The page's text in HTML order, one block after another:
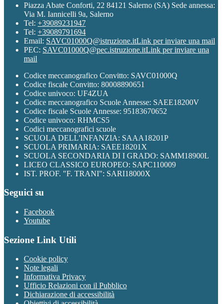
Piazza Abate Conforti, 22 84121 Salerno (SA) Sede annessa:
Via M. Iannicelli 9a, Salerno
Tel: +39089231947
Tel: +39089791694
Email: SAVC01000Q@istruzione.itLink per inviare una mail
PEC: SAVC01000Q@pec.istruzione.itLink per inviare una
mail
Codice meccanografico Convitto: SAVC01000Q
Codice fiscale Convitto: 80008890651
Codice univoco: UF4ZUA
Codice meccanografico Scuole Annesse: SAEE18200V
Codice fiscale Scuole Annesse: 95183670652
Codice univoco: RHMCS5
Codici meccanografici scuole
SCUOLA DELL'INFANZIA: SAAA18201P
SCUOLA PRIMARIA: SAEE18201X
SCUOLA SECONDARIA DI I GRADO: SAMM18900L
LICEO CLASSICO EUROPEO: SAPC110009
IST. PROF. "F. TRANI": SARI18000X
Seguici su
Facebook
Youtube
Sezione Link Utili
Cookie policy
Note legali
Informativa Privacy
Ufficio Relazioni con il Pubblico
Dichiarazione di accessibilità